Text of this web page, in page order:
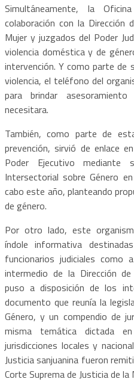
Simultáneamente, la
colaboración con la Dirección
Mujer y juzgados del Poder
violencia doméstica y de
intervención. Y como parte de
violencia, el teléfono del
para brindar
necesitara.
También, como parte de
prevención, sirvió de enlace
Poder Ejecutivo
Intersectorial sobre Género
cabo este año, planteando
de género.
Por otro lado, este
índole informativa
funcionarios judiciales como
intermedio de la Dirección
puso a disposición de los
documento que reunía la
Género, y un compendio de
misma temática dictada
jurisdicciones locales y
Justicia sanjuanina fueron
Corte Suprema de Justicia de la